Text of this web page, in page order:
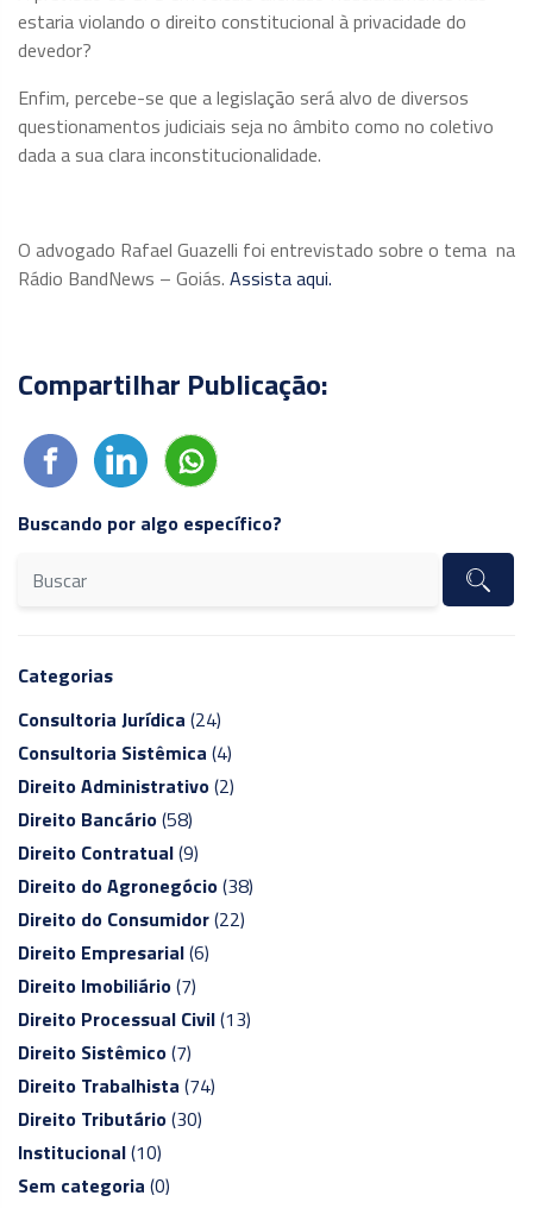
estaria violando o direito constitucional à privacidade do
devedor?
Enfim, percebe-se que a legislação será alvo de diversos
questionamentos judiciais seja no âmbito como no coletivo
dada a sua clara inconstitucionalidade.
O advogado Rafael Guazelli foi entrevistado sobre o tema na
Rádio BandNews – Goiás. Assista aqui.
Compartilhar Publicação:
Buscando por algo específico?
Categorias
Consultoria Jurídica (24)
Consultoria Sistêmica (4)
Direito Administrativo(2)
Direito Bancário(58)
Direito Contratual(9)
Direito do Agronegócio(38)
Direito do Consumidor(22)
Direito Empresarial(6)
Direito Imobiliário(7)
Direito Processual Civil(13)
Direito Sistêmico(7)
Direito Trabalhista (74)
Direito Tributário(30)
Institucional(10)
Sem categoria (0)